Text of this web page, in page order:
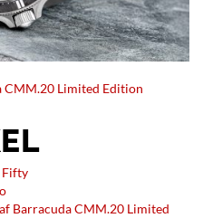
CMM.20 Limited Edition
Fifty
Barracuda CMM.20 Limited